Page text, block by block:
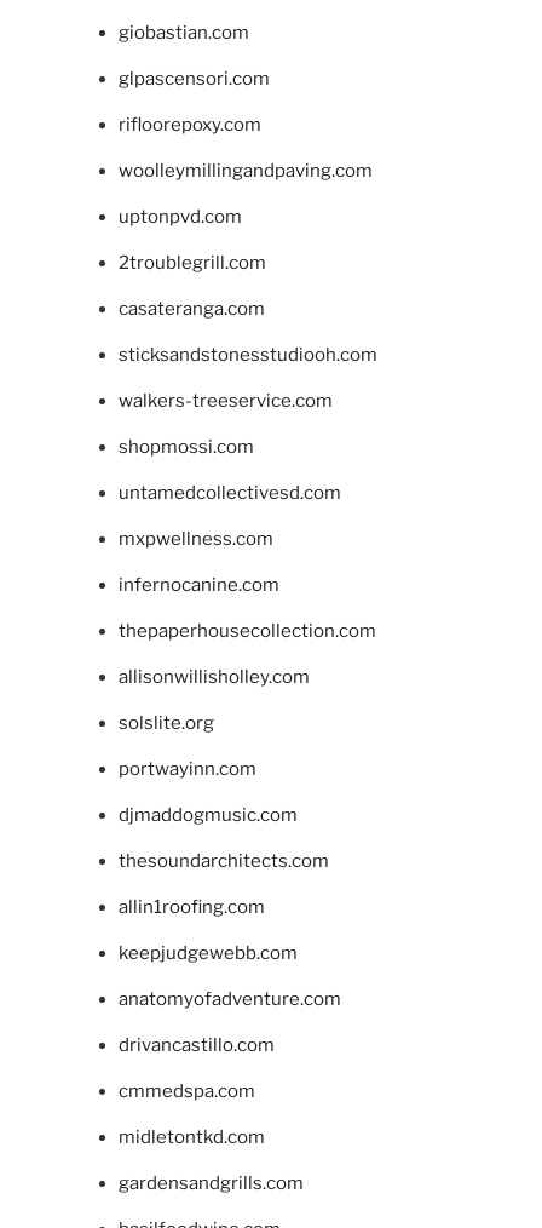
giobastian.com
glpascensori.com
rifloorepoxy.com
woolleymillingandpaving.com
uptonpvd.com
2troublegrill.com
casateranga.com
sticksandstonesstudiooh.com
walkers-treeservice.com
shopmossi.com
untamedcollectivesd.com
mxpwellness.com
infernocanine.com
thepaperhousecollection.com
allisonwillisholley.com
solslite.org
portwayinn.com
djmaddogmusic.com
thesoundarchitects.com
allin1roofing.com
keepjudgewebb.com
anatomyofadventure.com
drivancastillo.com
cmmedspa.com
midletontkd.com
gardensandgrills.com